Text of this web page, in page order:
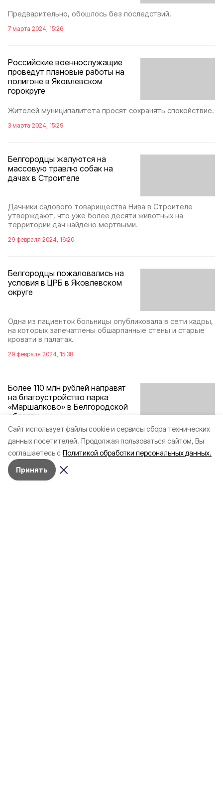
Cайт использует файлы cookie и сервисы сбора технических
данных посетителей. Продолжая пользоваться сайтом, Вы
соглашаетесь с Политикой обработки персональных данных.
Принять
Предварительно, обошлось без последствий.
7 марта 2024, 15:26
Российские военнослужащие
проведут плановые работы на
полигоне в Яковлевском
горокруге
Жителей муниципалитета просят сохранять спокойствие.
3 марта 2024, 15:29
Белгородцы жалуются на
массовую травлю собак на
дачах в Строителе
Дачники садового товарищества Нива в Строителе
утверждают, что уже более десяти животных на
территории дач найдёно мёртвыми.
29 февраля 2024, 16:20
Белгородцы пожаловались на
условия в ЦРБ в Яковлевском
округе
Одна из пациенток больницы опубликовала в сети кадры,
на которых запечатлены обшарпанные стены и старые
кровати в палатах.
29 февраля 2024, 15:38
Более 110 млн рублей направят
на благоустройство парка
«Маршалково» в Белгородской
области
В прошлом году проект стал победителем федерального
конкурса на создание комфортной городской среды.
29 февраля 2024, 10:12